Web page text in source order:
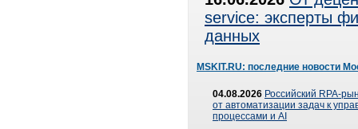
service: эксперты
данных
MSKIT.RU: последние новости
04.08.2026 Российский RPA-
от автоматизации задач к
процессами и AI